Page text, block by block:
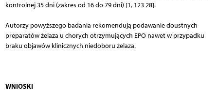
kontrolnej 35 dni (zakres od 16 do 79 dni) [1, 123 28].
Autorzy powyższego badania rekomendują podawanie doustnych
preparatów żelaza u chorych otrzymujących EPO nawet w przypadku
braku objawów klinicznych niedoboru żelaza.
WNIOSKI